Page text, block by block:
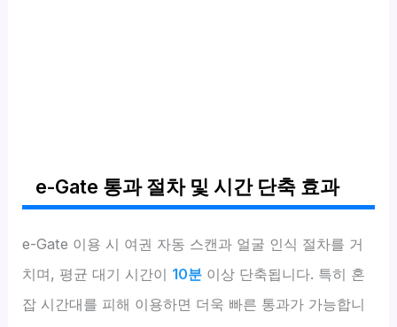
e-Gate 통과 절차 및 시간 단축 효과
e-Gate 이용 시 여권 자동 스캔과 얼굴 인식 절차를 거
치며, 평균 대기 시간이 10분 이상 단축됩니다. 특히 혼
잡 시간대를 피해 이용하면 더욱 빠른 통과가 가능합니